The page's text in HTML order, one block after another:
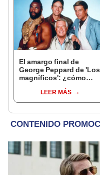
El amargo final de
George Peppard de 'Los
magníficos': ¿cómo
odiado?LEER MÁS